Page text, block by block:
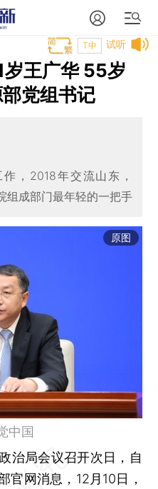
试听
T中
岁王广华 55岁
党组书记
，2018年交流山东，
组成部门最年轻的一把手
原图
中国
治局会议召开次日，自
官网消息，12月10日，